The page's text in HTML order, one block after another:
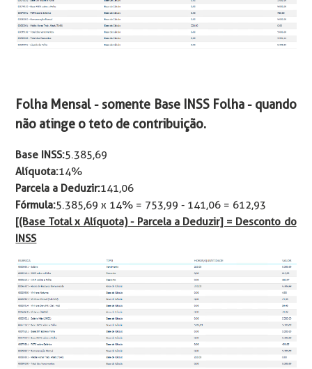
Folha Mensal - somente Base INSS Folha - quando
não atinge o teto de contribuição.
Base INSS:5.385,69
Alíquota:14%
Parcela a Deduzir:141,06
Fórmula:5.385,69 x 14% = 753,99 - 141,06 = 612,93
[(Base Total x Alíquota) - Parcela a Deduzir] = Desconto do
INSS